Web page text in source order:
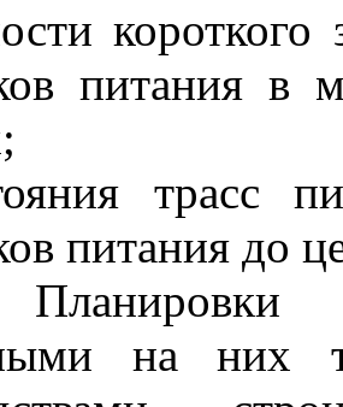
питания в
трасс
питания до
на них